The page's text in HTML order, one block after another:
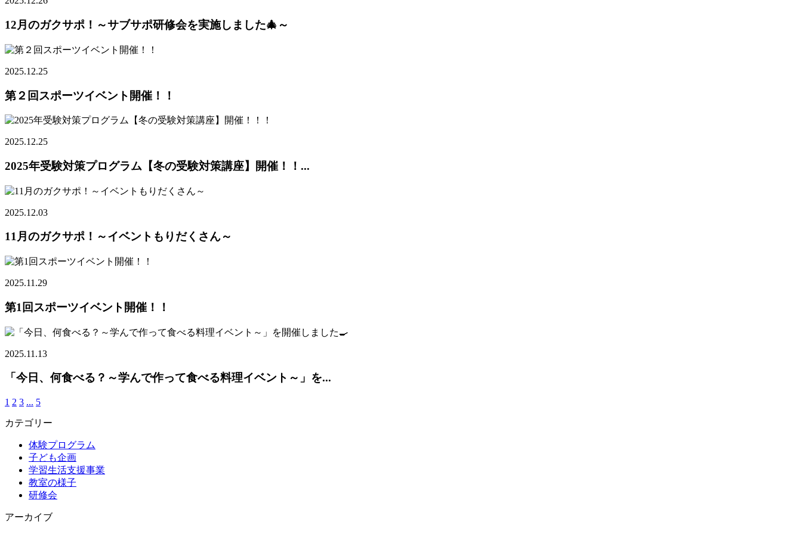
12月のガクサポ！～サブサポ研修会を実施しました🎄～
2025.12.25
第２回スポーツイベント開催！！
2025.12.25
2025年受験対策プログラム【冬の受験対策講座】開催！！...
2025.12.03
11月のガクサポ！～イベントもりだくさん～
2025.11.29
第1回スポーツイベント開催！！
2025.11.13
「今日、何食べる？～学んで作って食べる料理イベント～」を...
1 2 3 ... 5
カテゴリー
体験プログラム
子ども企画
学習生活支援事業
教室の様子
研修会
アーカイブ